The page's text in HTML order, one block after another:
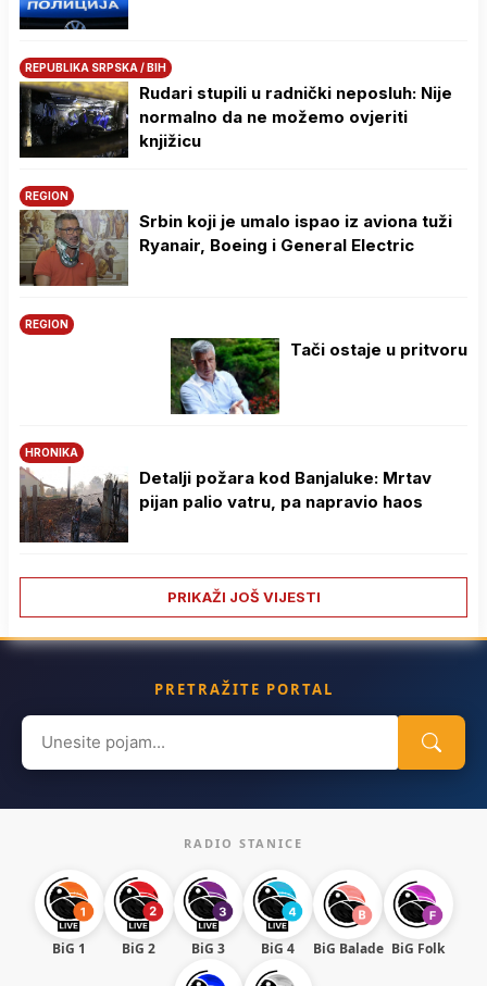
REPUBLIKA SRPSKA / BIH
Rudari stupili u radnički neposluh: Nije
normalno da ne možemo ovjeriti
knjižicu
REGION
Srbin koji je umalo ispao iz aviona tuži
Ryanair, Boeing i General Electric
REGION
Tači ostaje u pritvoru
HRONIKA
Detalji požara kod Banjaluke: Mrtav
pijan palio vatru, pa napravio haos
PRIKAŽI JOŠ VIJESTI
PRETRAŽITE PORTAL
Search
for:
RADIO STANICE
BiG 1 BiG 2 BiG 3 BiG 4 BiG Balade BiG Folk